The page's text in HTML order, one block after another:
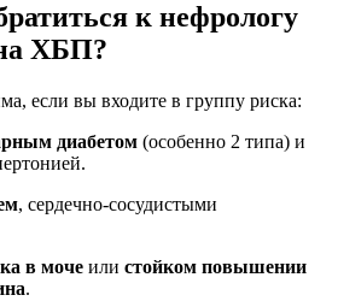
к нефрологу
ХБП?
если вы входите в группу риска:
диабетом (особенно 2 типа) и
, сердечно-сосудистыми
в моче или стойком повышении
.